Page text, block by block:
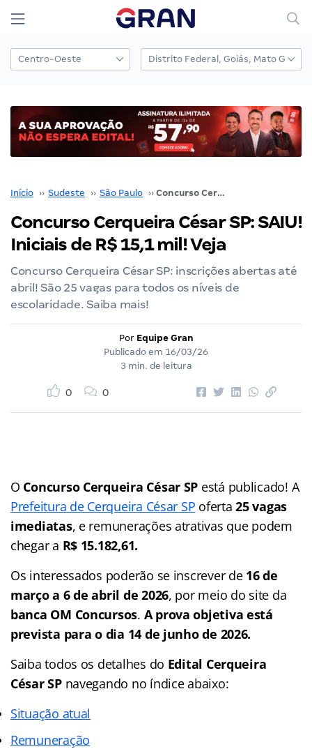
Início ›› Sudeste ›› São Paulo ›› Concurso Cerqueira César SP: SAIU! Iniciais de R$ 15,1 mil! Veja
Concurso Cerqueira César SP: SAIU!
Iniciais de R$ 15,1 mil! Veja
Concurso Cerqueira César SP: inscrições abertas até
abril! São 25 vagas para todos os níveis de
escolaridade. Saiba mais!
Por Equipe Gran
Publicado em 16/03/26
3 min. de leitura
0 0
O Concurso Cerqueira César SP está publicado! A
Prefeitura de Cerqueira César SP oferta25 vagas
imediatas, e remunerações atrativas que podem
chegar a R$ 15.182,61.
Os interessados poderão se inscrever de 16 de
março a 6 de abril de 2026, por meio do site da
banca OM Concursos. A prova objetiva está
prevista para o dia 14 de junho de 2026.
Saiba todos os detalhes do Edital Cerqueira
César SPnavegando no índice abaixo:
Situação atual
Remuneração